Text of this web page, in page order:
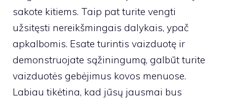
sakote kitiems. Taip pat turite vengti
užsitęsti nereikšmingais dalykais, ypač
apkalbomis. Esate turintis vaizduotę ir
demonstruojate sąžiningumą, galbūt turite
vaizduotės gebėjimus kovos menuose.
Labiau tikėtina, kad jūsų jausmai bus